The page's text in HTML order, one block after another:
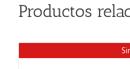
Productos